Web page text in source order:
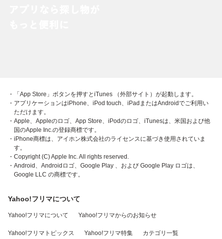
・「App Store」ボタンを押すとiTunes （外部サイト）が起動します。
・アプリケーションはiPhone、iPod touch、iPadまたはAndroidでご利用い
ただけます。
・Apple、Appleのロゴ、App Store、iPodのロゴ、iTunesは、米国および他
国のApple Inc.の登録商標です。
・iPhone商標は、アイホン株式会社のライセンスに基づき使用されていま
す。
・Copyright (C) Apple Inc. All rights reserved.
・Android、Androidロゴ、Google Play 、および Google Play ロゴは、
Google LLC の商標です。
Yahoo!フリマについて
Yahoo!フリマについて Yahoo!フリマからのお知らせ
Yahoo!フリマトピックス Yahoo!フリマ特集 カテゴリ一覧